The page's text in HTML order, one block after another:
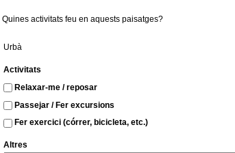
Quines activitats feu en aquests paisatges?
Urbà
Activitats
Relaxar-me / reposar
Passejar / Fer excursions
Fer exercici (córrer, bicicleta, etc.)
Altres